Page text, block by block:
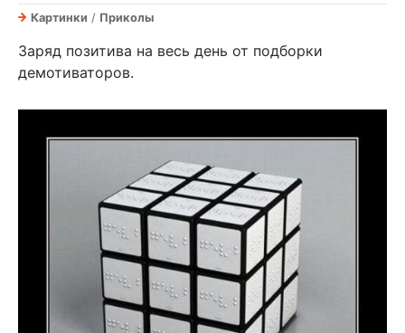
Картинки / Приколы
Заряд позитива на весь день от подборки
демотиваторов.